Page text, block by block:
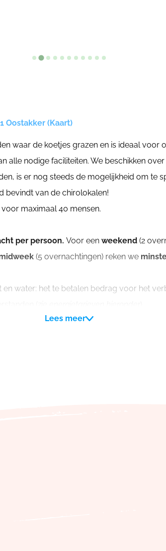
Oostakker (Kaart)
waar de koetjes grazen en is ideaal voor
alle nodige faciliteiten. We beschikken
is er nog steeds de mogelijkheid om te
bevindt van de chirolokalen!
maximaal 40 mensen.
per persoon. Voor een weekend (2
(5 overnachtingen) reken we
en water: het te betalen bedrag voor het
Voor een weekend rekenen we
of van de midweek (bv. schade aan
van deze waarborg.
& wc papier mee te nemen!
Lees meer